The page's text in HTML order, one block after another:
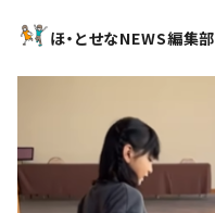
ほ・とせなNEWS編集部